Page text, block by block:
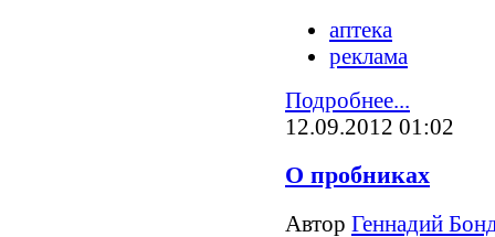
аптека
реклама
Подробнее...
12.09.2012 01:02
О пробниках
Автор Геннадий